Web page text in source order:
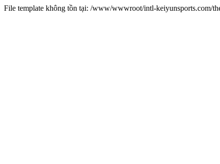
File template không tồn tại: /www/wwwroot/intl-keiyunsports.com/